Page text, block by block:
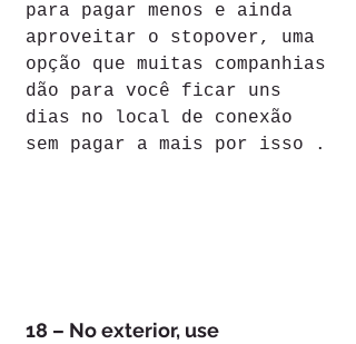
para pagar menos e ainda
aproveitar o stopover, uma
opção que muitas companhias
dão para você ficar uns
dias no local de conexão
sem pagar a mais por isso .
18 – No exterior, use